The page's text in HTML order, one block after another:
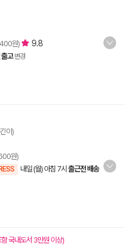
원) 9.8
고 변경
이)
원)
내일 (월) 아침 7시 출근전 배송
국내도서 3만원 이상)